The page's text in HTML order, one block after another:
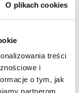
O plikach cookies
treści
i
o tym, jak
partnerom